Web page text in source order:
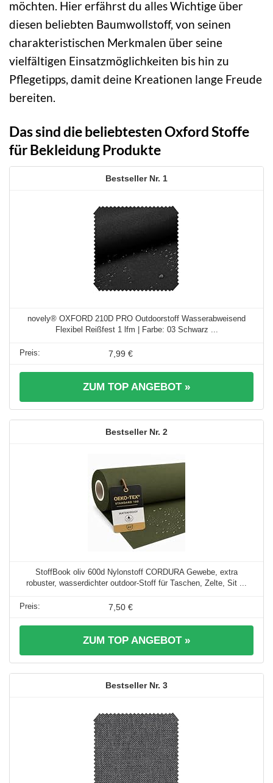
möchten. Hier erfährst du alles Wichtige über
diesen beliebten Baumwollstoff, von seinen
charakteristischen Merkmalen über seine
vielfältigen Einsatzmöglichkeiten bis hin zu
Pflegetipps, damit deine Kreationen lange Freude
bereiten.
Das sind die beliebtesten Oxford Stoffe
für Bekleidung Produkte
1
novely® OXFORD 210D PRO Outdoorstoff Wasserabweisend
Flexibel Reißfest 1 lfm | Farbe: 03 Schwarz ...
7,99 €
ZUM TOP ANGEBOT »
2
StoffBook oliv 600d Nylonstoff CORDURA Gewebe, extra
robuster, wasserdichter outdoor-Stoff für Taschen, Zelte, Sit ...
7,50 €
ZUM TOP ANGEBOT »
3